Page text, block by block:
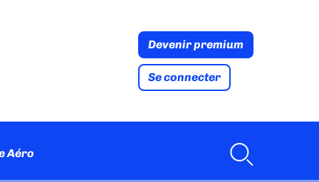
Devenir premium
Se connecter
Aéro